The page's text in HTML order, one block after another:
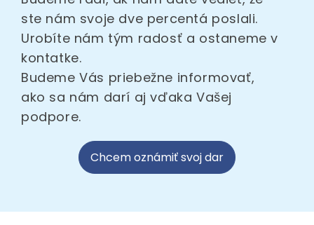
ste nám svoje dve percentá poslali.
Urobíte nám tým radosť a ostaneme v
kontatke.
Budeme Vás priebežne informovať,
ako sa nám darí aj vďaka Vašej
podpore.
Chcem oznámiť svoj dar